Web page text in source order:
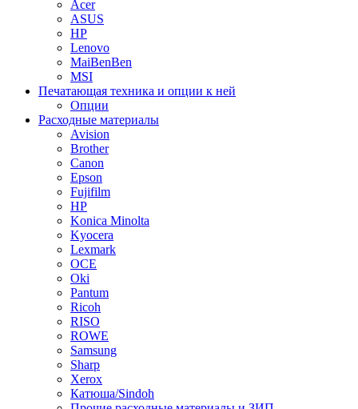
Acer
ASUS
HP
Lenovo
MaiBenBen
MSI
Печатающая техника и опции к ней
Опции
Расходные материалы
Avision
Brother
Canon
Epson
Fujifilm
HP
Konica Minolta
Kyocera
Lexmark
OCE
Oki
Pantum
Ricoh
RISO
ROWE
Samsung
Sharp
Xerox
Катюша/Sindoh